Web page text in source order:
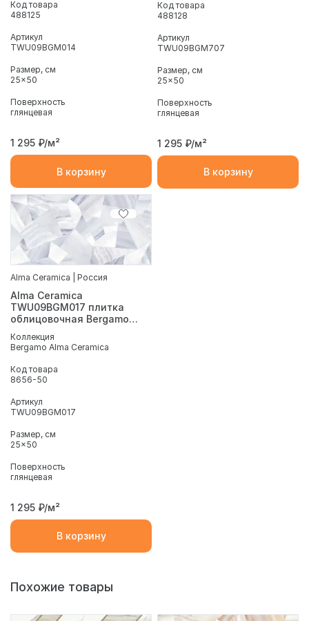
Код товара
488125
Артикул
TWU09BGM014
Размер, см
25x50
Поверхность
глянцевая
1 295 ₽/м²
В корзину
Код товара
488128
Артикул
TWU09BGM707
Размер, см
25x50
Поверхность
глянцевая
1 295 ₽/м²
В корзину
Alma Ceramica | Россия
Alma Ceramica
TWU09BGM017 плитка
облицовочная Bergamo
Коллекция
Bergamo Alma Ceramica
Код товара
8656-50
Артикул
TWU09BGM017
Размер, см
25x50
Поверхность
глянцевая
1 295 ₽/м²
В корзину
Похожие товары